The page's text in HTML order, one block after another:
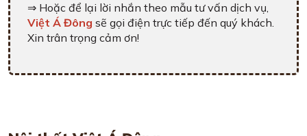
⇒ Hoặc để lại lời nhắn theo mẫu tư vấn dịch vụ,
Việt Á Đông sẽ gọi điện trực tiếp đến quý khách.
Xin trân trọng cảm ơn!